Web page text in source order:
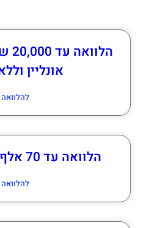
אונליין
הלוואה עד 70 אלף באישור מיידי